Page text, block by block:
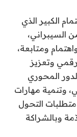
الكبير الذي
السيبراني،
ومتابعة،
وتعزيز
المحوري
وتنمية مهارات
التحول
وبالشراكة